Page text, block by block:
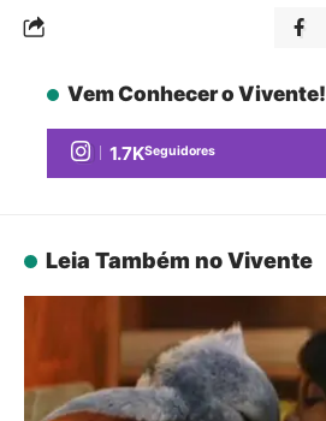
Vem Conhecer o Vivente!
1.7KSeguidores
Leia Também no Vivente